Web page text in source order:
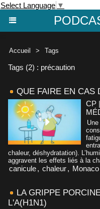
Select Language ▼
Accueil > Tags
Tags (2) : précaution
QUE FAIRE EN CAS
CP
chaleur, déshydratation).
aggravent les effets liés à la
canicule, chaleur, Monaco
LA GRIPPE
L'A(H1N1)